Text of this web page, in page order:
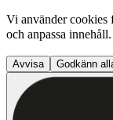
Vi använder cookies
och anpassa innehåll.
Avvisa Godkänn